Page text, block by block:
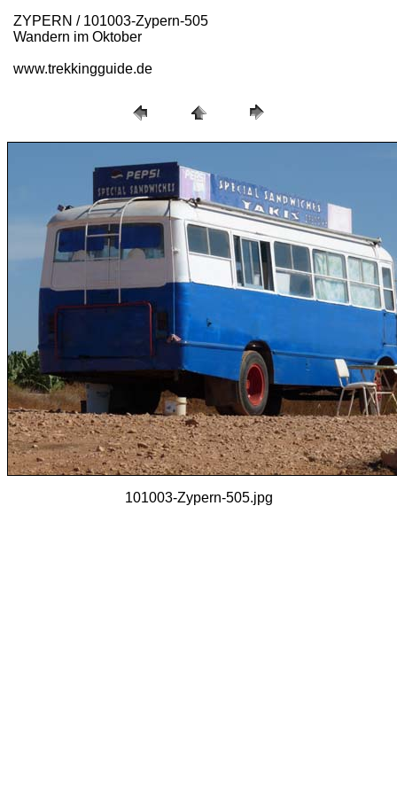
ZYPERN / 101003-Zypern-505
Wandern im Oktober
www.trekkingguide.de
101003-Zypern-505.jpg